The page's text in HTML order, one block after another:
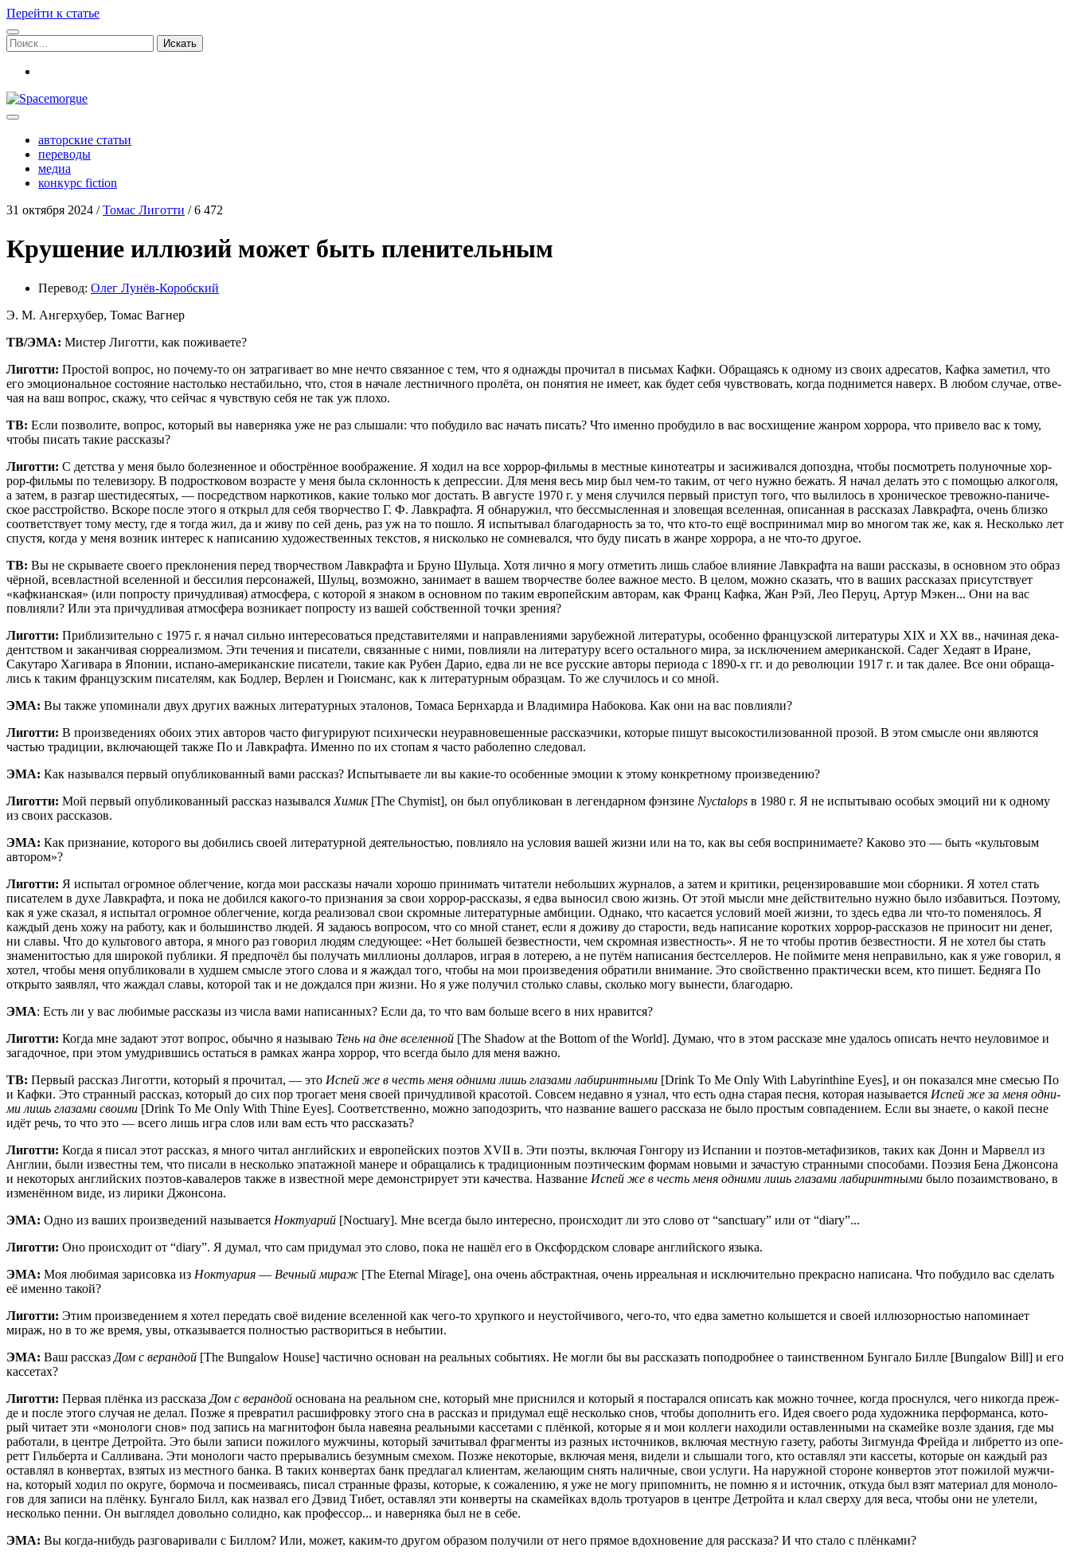
Перейти к статье
Поиск:
Spacemorgue
авторские статьи
переводы
медиа
конкурс fiction
31 октября 2024 /Томас Лиготти /6 472
Крушение иллюзий может быть пленительным
Пере­вод: Олег Лунёв-Короб­ский
Э. М. Ангерху­бер, Томас Вагнер
ТВ/ЭМА: Мистер Лигот­ти, как поживаете?
Лигот­ти: Про­стой вопрос, но поче­му-то он затра­ги­ва­ет во мне нечто свя­зан­ное с тем, что я одна­жды про­чи­тал в пись­мах Каф­ки. Обра­ща­ясь к одно­му из сво­их адре­са­тов, Каф­ка заме­тил, что
его эмо­ци­о­наль­ное состо­я­ние настоль­ко неста­биль­но, что, стоя в нача­ле лест­нич­но­го про­лё­та, он поня­тия не име­ет, как будет себя чув­ство­вать, когда под­ни­мет­ся наверх. В любом слу­чае, отве­
чая на ваш вопрос, ска­жу, что сей­час я чув­ствую себя не так уж плохо.
ТВ: Если поз­во­ли­те, вопрос, кото­рый вы навер­ня­ка уже не раз слы­ша­ли: что побу­ди­ло вас начать писать? Что имен­но про­бу­ди­ло в вас вос­хи­ще­ние жан­ром хор­ро­ра, что при­ве­ло вас к тому,
что­бы писать такие рассказы?
Лигот­ти: С дет­ства у меня было болез­нен­ное и обострён­ное вооб­ра­же­ние. Я ходил на все хор­рор-филь­мы в мест­ные кино­те­ат­ры и заси­жи­вал­ся допозд­на, что­бы посмот­реть полу­ноч­ные хор­
рор-филь­мы по теле­ви­зо­ру. В под­рост­ко­вом воз­расте у меня была склон­ность к депрес­сии. Для меня весь мир был чем-то таким, от чего нуж­но бежать. Я начал делать это с помо­щью алко­го­ля,
а затем, в раз­гар шести­де­ся­тых, — посред­ством нар­ко­ти­ков, какие толь­ко мог достать. В авгу­сте 1970 г. у меня слу­чил­ся пер­вый при­ступ того, что выли­лось в хро­ни­че­ское тре­вож­но-пани­че­
ское рас­строй­ство. Вско­ре после это­го я открыл для себя твор­че­ство Г. Ф. Лав­краф­та. Я обна­ру­жил, что бес­смыс­лен­ная и зло­ве­щая все­лен­ная, опи­сан­ная в рас­ска­зах Лав­краф­та, очень близ­ко
соот­вет­ству­ет тому месту, где я тогда жил, да и живу по сей день, раз уж на то пошло. Я испы­ты­вал бла­го­дар­ность за то, что кто-то ещё вос­при­ни­мал мир во мно­гом так же, как я. Несколь­ко лет
спу­стя, когда у меня воз­ник инте­рес к напи­са­нию худо­же­ствен­ных тек­стов, я нисколь­ко не сомне­вал­ся, что буду писать в жан­ре хор­ро­ра, а не что-то другое.
ТВ: Вы не скры­ва­е­те сво­е­го пре­кло­не­ния перед твор­че­ством Лав­краф­та и Бру­но Шуль­ца. Хотя лич­но я могу отме­тить лишь сла­бое вли­я­ние Лав­краф­та на ваши рас­ска­зы, в основ­ном это образ
чёр­ной, все­власт­ной все­лен­ной и бес­си­лия пер­со­на­жей, Шульц, воз­мож­но, зани­ма­ет в вашем твор­че­стве более важ­ное место. В целом, мож­но ска­зать, что в ваших рас­ска­зах при­сут­ству­ет
«каф­ки­ан­ская» (или попро­сту при­чуд­ли­вая) атмо­сфе­ра, с кото­рой я зна­ком в основ­ном по таким евро­пей­ским авто­рам, как Франц Каф­ка, Жан Рэй, Лео Перуц, Артур Мэкен... Они на вас
повли­я­ли? Или эта при­чуд­ли­вая атмо­сфе­ра воз­ни­ка­ет попро­сту из вашей соб­ствен­ной точ­ки зрения?
Лигот­ти: При­бли­зи­тель­но с 1975 г. я начал силь­но инте­ре­со­вать­ся пред­ста­ви­те­ля­ми и направ­ле­ни­я­ми зару­беж­ной лите­ра­ту­ры, осо­бен­но фран­цуз­ской лите­ра­ту­ры XIX и XX вв., начи­ная дека­
дент­ством и закан­чи­вая сюр­ре­а­лиз­мом. Эти тече­ния и писа­те­ли, свя­зан­ные с ними, повли­я­ли на лите­ра­ту­ру все­го осталь­но­го мира, за исклю­че­ни­ем аме­ри­кан­ской. Садег Хеда­ят в Иране,
Саку­та­ро Хаги­ва­ра в Япо­нии, испа­но-аме­ри­кан­ские писа­те­ли, такие как Рубен Дарио, едва ли не все рус­ские авто­ры пери­о­да с 1890‑х гг. и до рево­лю­ции 1917 г. и так далее. Все они обра­ща­
лись к таким фран­цуз­ским писа­те­лям, как Бод­лер, Вер­лен и Гюисманс, как к лите­ра­тур­ным образ­цам. То же слу­чи­лось и со мной.
ЭМА: Вы так­же упо­ми­на­ли двух дру­гих важ­ных лите­ра­тур­ных эта­ло­нов, Тома­са Бер­н­хар­да и Вла­ди­ми­ра Набо­ко­ва. Как они на вас повлияли?
Лигот­ти: В про­из­ве­де­ни­ях обо­их этих авто­ров часто фигу­ри­ру­ют пси­хи­че­ски неурав­но­ве­шен­ные рас­сказ­чи­ки, кото­рые пишут высо­ко­сти­ли­зо­ван­ной про­зой. В этом смыс­ле они явля­ют­ся
частью тра­ди­ции, вклю­ча­ю­щей так­же По и Лав­краф­та. Имен­но по их сто­пам я часто рабо­леп­но следовал.
ЭМА: Как назы­вал­ся пер­вый опуб­ли­ко­ван­ный вами рас­сказ? Испы­ты­ва­е­те ли вы какие-то осо­бен­ные эмо­ции к это­му кон­крет­но­му произведению?
Лигот­ти: Мой пер­вый опуб­ли­ко­ван­ный рас­сказ назы­вал­ся Химик[The Chymist], он был опуб­ли­ко­ван в леген­дар­ном фэн­зине Nyctalops в 1980 г. Я не испы­ты­ваю осо­бых эмо­ций ни к одно­му
из сво­их рассказов.
ЭМА: Как при­зна­ние, кото­ро­го вы доби­лись сво­ей лите­ра­тур­ной дея­тель­но­стью, повли­я­ло на усло­вия вашей жиз­ни или на то, как вы себя вос­при­ни­ма­е­те? Како­во это — быть «куль­то­вым
автором»?
Лигот­ти: Я испы­тал огром­ное облег­че­ние, когда мои рас­ска­зы нача­ли хоро­шо при­ни­мать чита­те­ли неболь­ших жур­на­лов, а затем и кри­ти­ки, рецен­зи­ро­вав­шие мои сбор­ни­ки. Я хотел стать
писа­те­лем в духе Лав­краф­та, и пока не добил­ся како­го-то при­зна­ния за свои хор­рор-рас­ска­зы, я едва выно­сил свою жизнь. От этой мыс­ли мне дей­стви­тель­но нуж­но было изба­вить­ся. Поэто­му,
как я уже ска­зал, я испы­тал огром­ное облег­че­ние, когда реа­ли­зо­вал свои скром­ные лите­ра­тур­ные амби­ции. Одна­ко, что каса­ет­ся усло­вий моей жиз­ни, то здесь едва ли что-то поме­ня­лось. Я
каж­дый день хожу на рабо­ту, как и боль­шин­ство людей. Я зада­юсь вопро­сом, что со мной ста­нет, если я дожи­ву до ста­ро­сти, ведь напи­са­ние корот­ких хор­рор-рас­ска­зов не при­но­сит ни денег,
ни сла­вы. Что до куль­то­во­го авто­ра, я мно­го раз гово­рил людям сле­ду­ю­щее: «Нет боль­шей без­вест­но­сти, чем скром­ная извест­ность». Я не то что­бы про­тив без­вест­но­сти. Я не хотел бы стать
зна­ме­ни­то­стью для широ­кой пуб­ли­ки. Я пред­по­чёл бы полу­чать мил­ли­о­ны дол­ла­ров, играя в лоте­рею, а не путём напи­са­ния бест­сел­ле­ров. Не пой­ми­те меня непра­виль­но, как я уже гово­рил, я
хотел, что­бы меня опуб­ли­ко­ва­ли в худ­шем смыс­ле это­го сло­ва и я жаж­дал того, что­бы на мои про­из­ве­де­ния обра­ти­ли вни­ма­ние. Это свой­ствен­но прак­ти­че­ски всем, кто пишет. Бед­ня­га По
откры­то заяв­лял, что жаж­дал сла­вы, кото­рой так и не дождал­ся при жиз­ни. Но я уже полу­чил столь­ко сла­вы, сколь­ко могу выне­сти, благодарю.
ЭМА: Есть ли у вас люби­мые рас­ска­зы из чис­ла вами напи­сан­ных? Если да, то что вам боль­ше все­го в них нравится?
Лигот­ти: Когда мне зада­ют этот вопрос, обыч­но я назы­ваю Тень на дне все­лен­ной [The Shadow at the Bottom of the World]. Думаю, что в этом рас­ска­зе мне уда­лось опи­сать нечто неуло­ви­мое и
зага­доч­ное, при этом умуд­рив­шись остать­ся в рам­ках жан­ра хор­рор, что все­гда было для меня важно.
ТВ: Пер­вый рас­сказ Лигот­ти, кото­рый я про­чи­тал, — это Испей же в честь меня одни­ми лишь гла­за­ми лаби­ринт­ны­ми [Drink To Me Only With Labyrinthine Eyes], и он пока­зал­ся мне сме­сью По
и Каф­ки. Это стран­ный рас­сказ, кото­рый до сих пор тро­га­ет меня сво­ей при­чуд­ли­вой кра­со­той. Совсем недав­но я узнал, что есть одна ста­рая пес­ня, кото­рая назы­ва­ет­ся Испей же за меня одни­
ми лишь гла­за­ми сво­и­ми [Drink To Me Only With Thine Eyes]. Соот­вет­ствен­но, мож­но запо­до­зрить, что назва­ние ваше­го рас­ска­за не было про­стым сов­па­де­ни­ем. Если вы зна­е­те, о какой песне
идёт речь, то что это — все­го лишь игра слов или вам есть что рассказать?
Лигот­ти: Когда я писал этот рас­сказ, я мно­го читал англий­ских и евро­пей­ских поэтов XVII в. Эти поэты, вклю­чая Гон­го­ру из Испа­нии и поэтов-мета­фи­зи­ков, таких как Донн и Марвелл из
Англии, были извест­ны тем, что писа­ли в несколь­ко эпа­таж­ной мане­ре и обра­ща­лись к тра­ди­ци­он­ным поэ­ти­че­ским фор­мам новы­ми и зача­стую стран­ны­ми спо­со­ба­ми. Поэ­зия Бена Джон­со­на
и неко­то­рых англий­ских поэтов-кава­ле­ров так­же в извест­ной мере демон­стри­ру­ет эти каче­ства. Назва­ние Испей же в честь меня одни­ми лишь гла­за­ми лаби­ринт­ны­ми было поза­им­ство­ва­но, в
изме­нён­ном виде, из лири­ки Джонсона.
ЭМА: Одно из ваших про­из­ве­де­ний назы­ва­ет­ся Нок­ту­а­рий [Noctuary]. Мне все­гда было инте­рес­но, про­ис­хо­дит ли это сло­во от “sanctuary” или от “diary”...
Лигот­ти: Оно про­ис­хо­дит от “diary”. Я думал, что сам при­ду­мал это сло­во, пока не нашёл его в Окс­форд­ском сло­ва­ре англий­ско­го языка.
ЭМА: Моя люби­мая зари­сов­ка из Нок­ту­а­рия — Веч­ный мираж [The Eternal Mirage], она очень абстракт­ная, очень ирре­аль­ная и исклю­чи­тель­но пре­крас­но напи­са­на. Что побу­ди­ло вас сде­лать
её имен­но такой?
Лигот­ти: Этим про­из­ве­де­ни­ем я хотел пере­дать своё виде­ние все­лен­ной как чего-то хруп­ко­го и неустой­чи­во­го, чего-то, что едва замет­но колы­шет­ся и сво­ей иллю­зор­но­стью напо­ми­на­ет
мираж, но в то же вре­мя, увы, отка­зы­ва­ет­ся пол­но­стью рас­тво­рить­ся в небытии.
ЭМА: Ваш рас­сказ Дом с веран­дой [The Bungalow House] частич­но осно­ван на реаль­ных собы­ти­ях. Не мог­ли бы вы рас­ска­зать попо­дроб­нее о таин­ствен­ном Бун­га­ло Бил­ле [Bungalow Bill] и его
кассетах?
Лигот­ти: Пер­вая плён­ка из рас­ска­за Дом с веран­дой осно­ва­на на реаль­ном сне, кото­рый мне при­снил­ся и кото­рый я поста­рал­ся опи­сать как мож­но точ­нее, когда проснул­ся, чего нико­гда преж­
де и после это­го слу­чая не делал. Поз­же я пре­вра­тил рас­шиф­ров­ку это­го сна в рас­сказ и при­ду­мал ещё несколь­ко снов, что­бы допол­нить его. Идея сво­е­го рода худож­ни­ка пер­фор­ман­са, кото­
рый чита­ет эти «моно­ло­ги снов» под запись на маг­ни­то­фон была наве­я­на реаль­ны­ми кас­се­та­ми с плён­кой, кото­рые я и мои кол­ле­ги нахо­ди­ли остав­лен­ны­ми на ска­мей­ке воз­ле зда­ния, где мы
рабо­та­ли, в цен­тре Дет­рой­та. Это были запи­си пожи­ло­го муж­чи­ны, кото­рый зачи­ты­вал фраг­мен­ты из раз­ных источ­ни­ков, вклю­чая мест­ную газе­ту, рабо­ты Зиг­мун­да Фрей­да и либ­рет­то из опе­
ретт Гиль­бер­та и Сал­ли­ва­на. Эти моно­ло­ги часто пре­ры­ва­лись безум­ным сме­хом. Поз­же неко­то­рые, вклю­чая меня, виде­ли и слы­ша­ли того, кто остав­лял эти кас­се­ты, кото­рые он каж­дый раз
остав­лял в кон­вер­тах, взя­тых из мест­но­го бан­ка. В таких кон­вер­тах банк пред­ла­гал кли­ен­там, жела­ю­щим снять налич­ные, свои услу­ги. На наруж­ной сто­роне кон­вер­тов этот пожи­лой муж­чи­
на, кото­рый ходил по окру­ге, бор­мо­ча и посме­и­ва­ясь, писал стран­ные фра­зы, кото­рые, к сожа­ле­нию, я уже не могу при­пом­нить, не пом­ню я и источ­ник, отку­да был взят мате­ри­ал для моно­ло­
гов для запи­си на плён­ку. Бун­га­ло Билл, как назвал его Дэвид Тибет, остав­лял эти кон­вер­ты на ска­мей­ках вдоль тро­туа­ров в цен­тре Дет­рой­та и клал свер­ху для веса, что­бы они не уле­те­ли,
несколь­ко пен­ни. Он выгля­дел доволь­но солид­но, как про­фес­сор... и навер­ня­ка был не в себе.
ЭМА: Вы когда-нибудь раз­го­ва­ри­ва­ли с Бил­лом? Или, может, каким-то дру­гом обра­зом полу­чи­ли от него пря­мое вдох­но­ве­ние для рас­ска­за? И что ста­ло с плёнками?